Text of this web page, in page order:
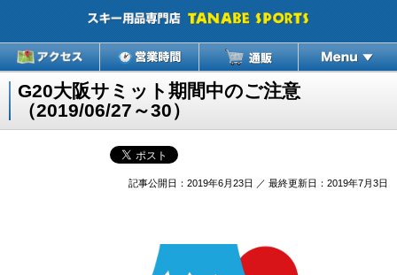
G20大阪サミット期間中のご注意
（2019/06/27～30）
記事公開日：2019年6月23日 ／ 最終更新日：2019年7月3日